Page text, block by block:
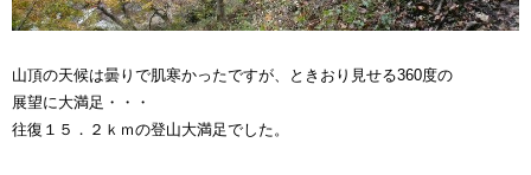
山頂の天候は曇りで肌寒かったですが、ときおり見せる360度の
展望に大満足・・・
往復１５．２ｋｍの登山大満足でした。